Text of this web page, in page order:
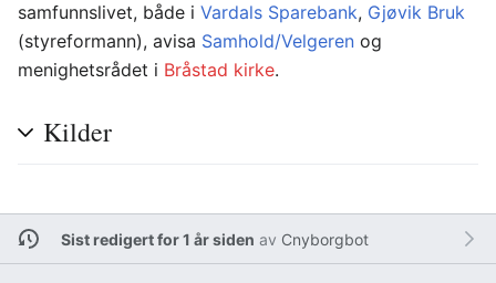
samfunnslivet, både i Vardals Sparebank, Gjøvik Bruk
(styreformann), avisa Samhold/Velgeren og
menighetsrådet i Bråstad kirke.
Kilder
Sist redigert for 1 år siden av Cnyborgbot